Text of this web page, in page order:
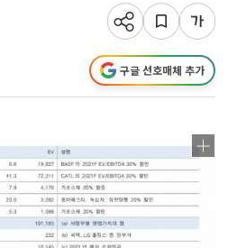
구글 선호매체 추가